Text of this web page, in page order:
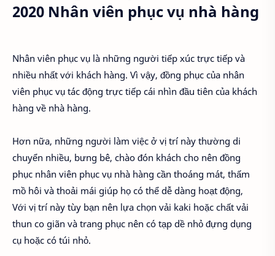
2020 Nhân viên phục vụ nhà hàng
Nhân viên phục vụ là những người tiếp xúc trực tiếp và
nhiều nhất với khách hàng. Vì vậy, đồng phục của nhân
viên phục vụ tác động trực tiếp cái nhìn đầu tiên của khách
hàng về nhà hàng.
Hơn nữa, những người làm việc ở vị trí này thường di
chuyển nhiều, bưng bê, chào đón khách cho nên đồng
phục nhân viên phục vụ nhà hàng cần thoáng mát, thấm
mồ hôi và thoải mái giúp họ có thể dễ dàng hoạt động,
Với vị trí này tùy bạn nên lựa chọn vải kaki hoặc chất vải
thun co giãn và trang phục nên có tạp dề nhỏ đựng dụng
cụ hoặc có túi nhỏ.